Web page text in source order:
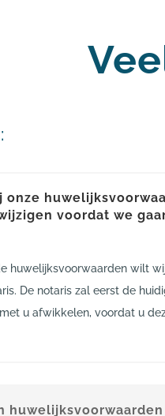
onze
voordat we
huwelijksvoorwaarden wilt
De notaris zal eerst de
u afwikkelen, voordat u
huwelijksvoorwaarden